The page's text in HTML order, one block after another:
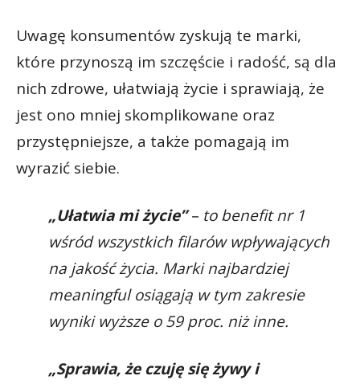
Uwagę konsumentów zyskują te marki,
które przynoszą im szczęście i radość, są dla
nich zdrowe, ułatwiają życie i sprawiają, że
jest ono mniej skomplikowane oraz
przystępniejsze, a także pomagają im
wyrazić siebie.
„Ułatwia mi życie”– to benefit nr 1
wśród wszystkich filarów wpływających
na jakość życia. Marki najbardziej
meaningful osiągają w tym zakresie
wyniki wyższe o 59 proc. niż inne.
„Sprawia, że czuję się żywy i